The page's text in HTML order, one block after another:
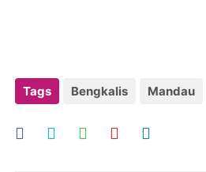
Tags Bengkalis Mandau